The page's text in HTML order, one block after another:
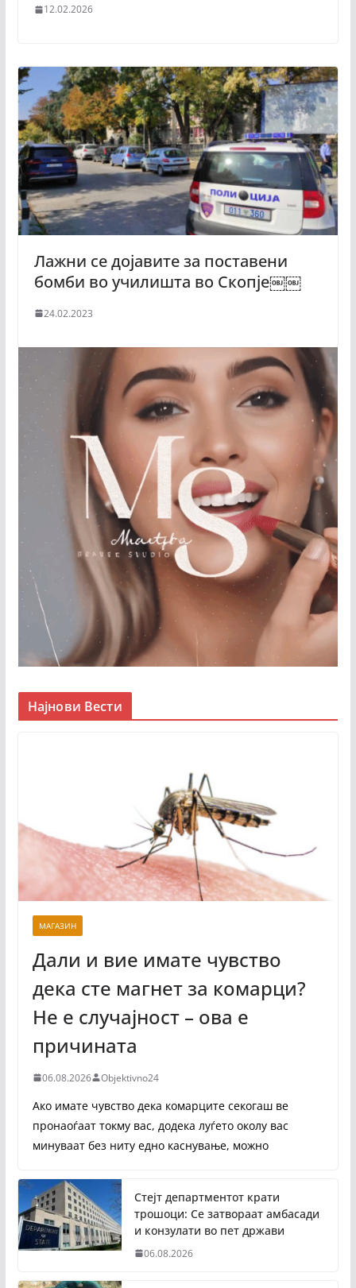
12.02.2026
Лажни се дојавите за поставени
бомби во училишта во Скопје￼￼
24.02.2023
Најнови Вести
МАГАЗИН
Дали и вие имате чувство
дека сте магнет за комарци?
Не е случајност – ова е
причината
06.08.2026 Objektivno24
Ако имате чувство дека комарците секогаш ве
пронаоѓаат токму вас, додека луѓето околу вас
минуваат без ниту едно каснување, можно
Стејт департментот крати
трошоци: Се затвораат амбасади
и конзулати во пет држави
06.08.2026